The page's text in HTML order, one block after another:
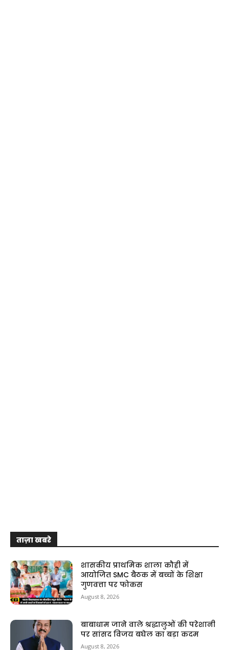
ताज़ा खबरे
शासकीय प्राथमिक शाला कौही में
आयोजित SMC बैठक में बच्चों के शिक्षा
गुणवत्ता पर फोकस
August 8, 2026
बाबाधाम जाने वाले श्रद्धालुओं की परेशानी
पर सांसद विजय बघेल का बड़ा कदम
August 8, 2026